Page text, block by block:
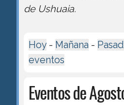
de Ushuaia.
Hoy- Mañana -
eventos
Eventos de